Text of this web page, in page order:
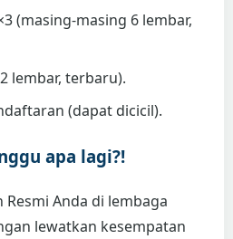
(masing-masing 6 lembar,
lembar, terbaru).
(dapat dicicil).
apa lagi?!
Resmi Anda di lembaga
lewatkan kesempatan